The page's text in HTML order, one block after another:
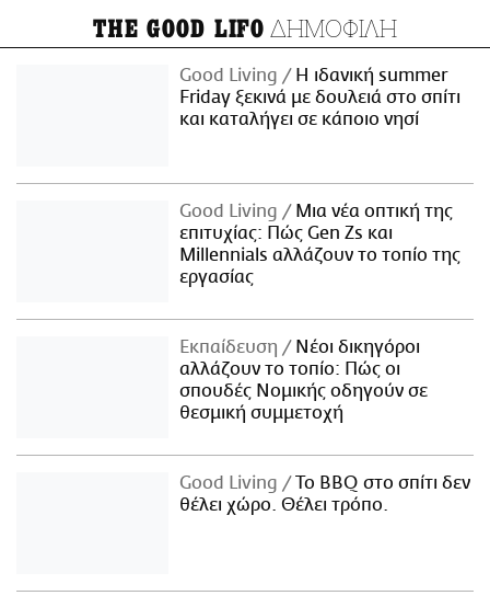
THE GOOD LIFO ΔΗΜΟΦΙΛΗ
Good Living
Η ιδανική summer
Friday ξεκινά με δουλειά στο σπίτι
και καταλήγει σε κάποιο νησί
Good Living
Μια νέα οπτική της
επιτυχίας: Πώς Gen Zs και
Millennials αλλάζουν το τοπίο της
εργασίας
Εκπαίδευση
Νέοι δικηγόροι
αλλάζουν το τοπίο: Πώς οι
σπουδές Νομικής οδηγούν σε
θεσμική συμμετοχή
Good Living
Το BBQ στο σπίτι δεν
θέλει χώρο. Θέλει τρόπο.